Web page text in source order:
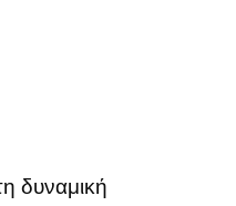
δυναμική